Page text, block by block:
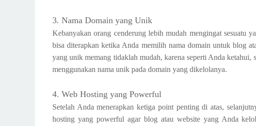
3. Nama Domain yang Unik
Kebanyakan orang cenderung lebih mudah mengingat sesuatu
bisa diterapkan ketika Anda memilih nama domain untuk blog
yang unik memang tidaklah mudah, karena seperti Anda ketahui,
menggunakan nama unik pada domain yang dikelolanya.
4. Web Hosting yang Powerful
Setelah Anda menerapkan ketiga point penting di atas,
hosting yang powerful agar blog atau website yang Anda